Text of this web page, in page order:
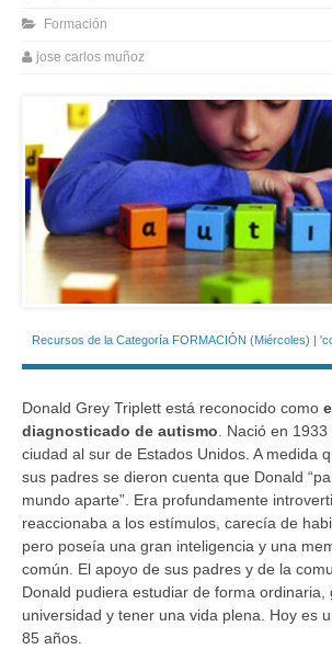
Formación
jose carlos muñoz
Recursos de la Categoría FORMACIÓN (Miércoles) |
Donald Grey Triplett está reconocido como
diagnosticado de autismo . Nació en
ciudad al sur de Estados Unidos. A medida
sus padres se dieron cuenta que Donald
mundo aparte”. Era profundamente
reaccionaba a los estímulos, carecía de
pero poseía una gran inteligencia y una
común. El apoyo de sus padres y de la
Donald pudiera estudiar de forma ordinaria,
universidad y tener una vida plena. Hoy es
85 años.